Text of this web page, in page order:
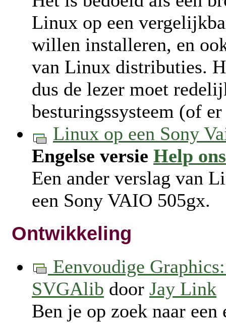
Linux op een
willen installeren, en
van Linux distributies.
dus de lezer moet
besturingssysteem (of
Linux op een Sony
Engelse versie Help
Een ander verslag van
een Sony VAIO 505gx.
Ontwikkeling
Eenvoudige
SVGAlib door Jay Link
Ben je op zoek naar